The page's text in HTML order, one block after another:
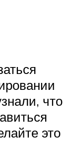
что
это